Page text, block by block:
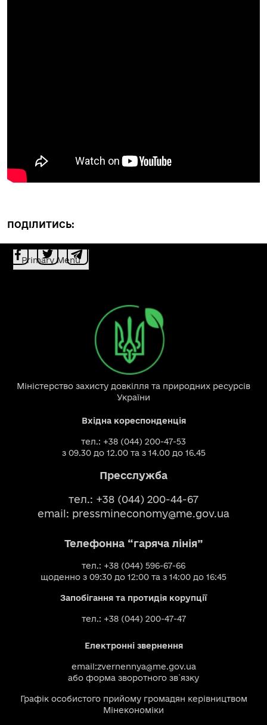
ПОДІЛИТИСЬ:
Primary Menu
Міністерство захисту довкілля та природних ресурсів
України
Вхідна кореспонденція
тел.: +38 (044) 200-47-53
з 09.30 до 12.00 та з 14.00 до 16.45
Пресслужба
тел.: +38 (044) 200-44-67
email: pressmineconomy@me.gov.ua
Телефонна “гаряча лінія”
тел.: +38 (044) 596-67-66
щоденно з 09:30 до 12:00 та з 14:00 до 16:45
Запобігання та протидія корупції
тел.: +38 (044) 200-47-47
Електронні звернення
email:zvernennya@me.gov.ua
або форма зворотного зв`язку
Графік особистого прийому громадян керівництвом
Мінекономіки